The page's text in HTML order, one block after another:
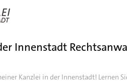
Innenstadt
Kanzlei in der Innenstadt! Lernen